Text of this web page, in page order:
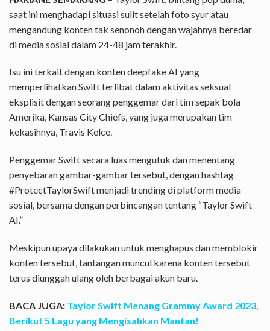
saat ini menghadapi situasi sulit setelahfoto syur atau
mengandung konten tak senonoh dengan wajahnya beredar
di media sosial dalam 24-48 jam terakhir.
Isu ini terkait dengan kontendeepfake AI yang
memperlihatkan Swift terlibat dalam aktivitas seksual
eksplisit dengan seorang penggemar dari tim sepak bola
Amerika, Kansas City Chiefs, yang juga merupakan tim
kekasihnya, Travis Kelce.
Penggemar Swift secara luas mengutuk dan menentang
penyebaran gambar-gambar tersebut, dengan hashtag
#ProtectTaylorSwift menjadi trending di platform media
sosial, bersama dengan perbincangan tentang “Taylor Swift
AI.”
Meskipun upaya dilakukan untuk menghapus dan memblokir
konten tersebut, tantangan muncul karena konten tersebut
terus diunggah ulang oleh berbagai akun baru.
BACA JUGA: Taylor Swift Menang Grammy Award 2023,
Berikut 5 Lagu yang Mengisahkan Mantan!